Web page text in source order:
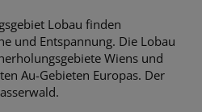
Lobau finden
und Entspannung. Die Lobau
Wiens und
Au-Gebieten Europas. Der